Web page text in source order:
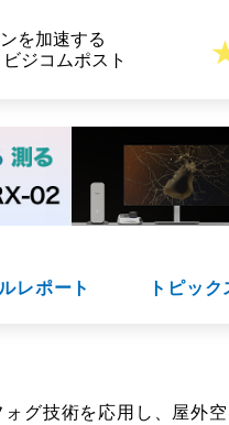
を加速する
ジコムポスト
レポート トピック
ォグ技術を応用し、屋外